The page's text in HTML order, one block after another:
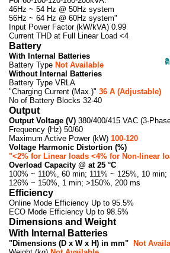
46Hz ~ 54 Hz @ 50Hz system
56Hz ~ 64 Hz @ 60Hz system"
Input Power Factor (kW/kVA) 0.99
Current THD at Full Linear Load <4
Battery
With Internal Batteries
Battery Type Not Available
Without Internal Batteries
Battery Type VRLA
"Charging Current (Max.)" 36 A (Adjustable)
No of Battery Blocks 32-40
Output
Output Voltage (V) 380/400/415 VAC (3-
Frequency (Hz) 50/60
Maximum Active Power (kW) 100-120
Voltage Harmonic Distortion (%)
"<2% for Linear loads <4% for Non-linear
Overload Capacity @ at 25 °C
100% ~ 110%, 60 min; 111% ~ 125%, 10 min;
126% ~ 150%, 1 min; >150%, 200 ms
Efficiency
Online Mode Efficiency Up to 95.5%
ECO Mode Efficiency Up to 98.5%
Dimensions and Weight
With Internal Batteries
"Dimensions (D x W x H) in mm" Not